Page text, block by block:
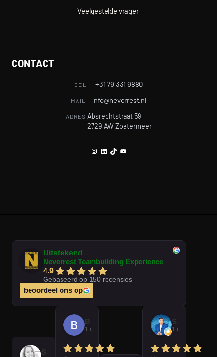
Veelgestelde vragen
CONTACT
BEL +31 79 331 9880
MAIL info@neverrest.nl
ADRES Absrechtstraat 59
2729 AW Zoetermeer
Instagram
LinkedIn
TikTokYouTube
Uitstekend
Neverrest Teambuilding Experience
4.9
Gebaseerd op 150 recensies
beoordeel ons op
1 maand geleden 1 maand